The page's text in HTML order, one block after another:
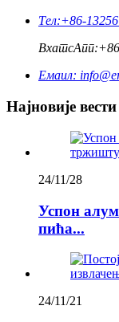
Тел:+86-
ВхатсАпп:
Емаил:
Најновије вести
24/11/28
Успон
пића...
24/11/21